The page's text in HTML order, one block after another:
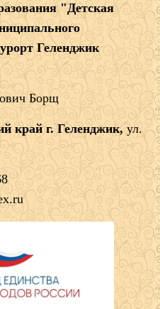
"Детская
Геленджик
Борщ
край г. Геленджик, ул.